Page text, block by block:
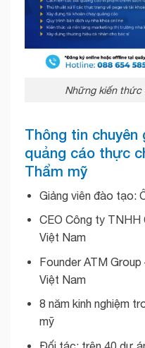
Những kiến thức
Thông tin
quảng cáo thực
Thẩm mỹ
Giảng viên đào tạo:
CEO Công ty
Việt Nam
Founder ATM
Việt Nam
8 năm kinh nghiệm
mỹ